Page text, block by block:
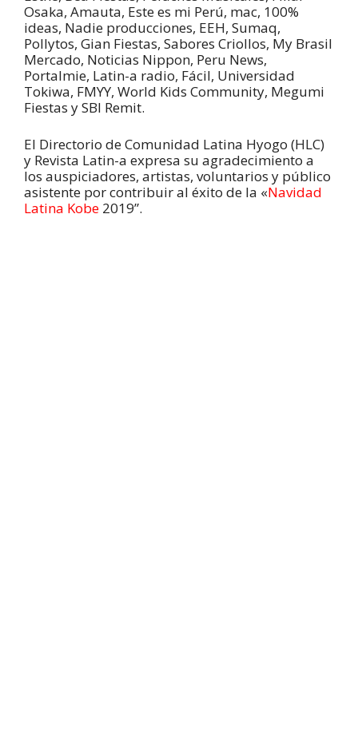
Osaka, Amauta, Este es mi Perú, mac, 100%
ideas, Nadie producciones, EEH, Sumaq,
Pollytos, Gian Fiestas, Sabores Criollos, My Brasil
Mercado, Noticias Nippon, Peru News,
Portalmie, Latin-a radio, Fácil, Universidad
Tokiwa, FMYY, World Kids Community, Megumi
Fiestas y SBI Remit.
El Directorio de Comunidad Latina Hyogo (HLC)
y Revista Latin-a expresa su agradecimiento a
los auspiciadores, artistas, voluntarios y público
asistente por contribuir al éxito de la «Navidad
Latina Kobe 2019”.